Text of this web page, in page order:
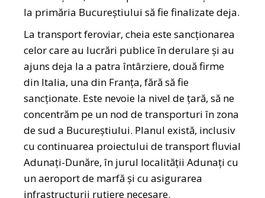
la primăria Bucureștiului să fie finalizate deja.
La transport feroviar, cheia este sancționarea
celor care au lucrări publice în derulare și au
ajuns deja la a patra întârziere, două firme
din Italia, una din Franța, fără să fie
sancționate. Este nevoie la nivel de țară, să ne
concentrăm pe un nod de transporturi în zona
de sud a Bucureștiului. Planul există, inclusiv
cu continuarea proiectului de transport fluvial
Adunați-Dunăre, în jurul localității Adunați cu
un aeroport de marfă și cu asigurarea
infrastructurii rutiere necesare.